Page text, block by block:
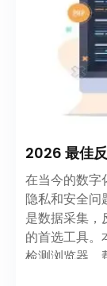
2026 最佳
在当今的数字
隐私和安全问
是数据采集，
的首选工具。
检测浏览器，